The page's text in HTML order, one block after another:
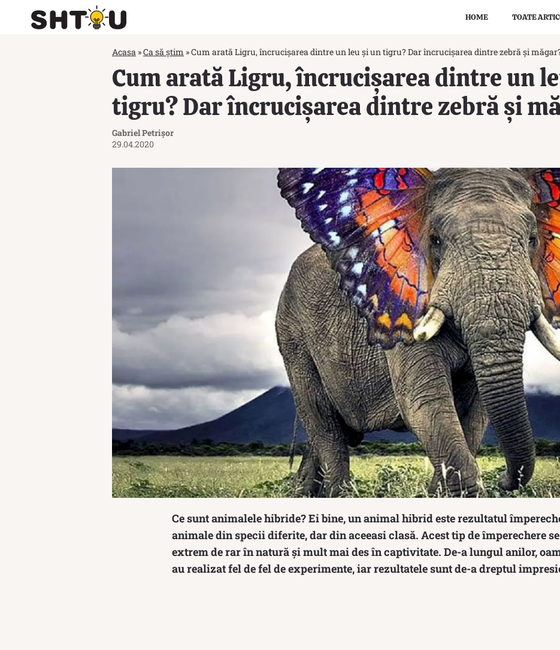
HOME TOATE
Acasa »Ca să știm »Cum arată Ligru, încrucișarea dintre un leu și un tigru? Dar încrucișarea dintre zebră și
Cum arată Ligru, încrucișarea dintre un
tigru? Dar încrucișarea dintre zebră și
Gabriel Petrișor
29.04.2020
Ce sunt animalele hibride? Ei bine, un animal hibrid este rezultatul
animale din specii diferite, dar din aceeasi clasă. Acest tip de împerechere
extrem de rar în natură și mult mai des în captivitate. De-a lungul anilor,
au realizat fel de fel de experimente, iar rezultatele sunt de-a dreptul